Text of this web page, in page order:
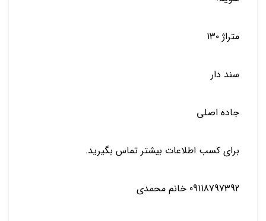
متراژ ۱۳۰
سند دار
جاده اصلی
برای کسب اطلاعات بیشتر تماس بگیرید.
09118797392 خانم محمدی